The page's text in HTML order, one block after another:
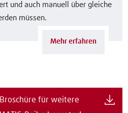
und auch manuell über gleiche
müssen.
Mehr erfahren
Broschüre für weitere